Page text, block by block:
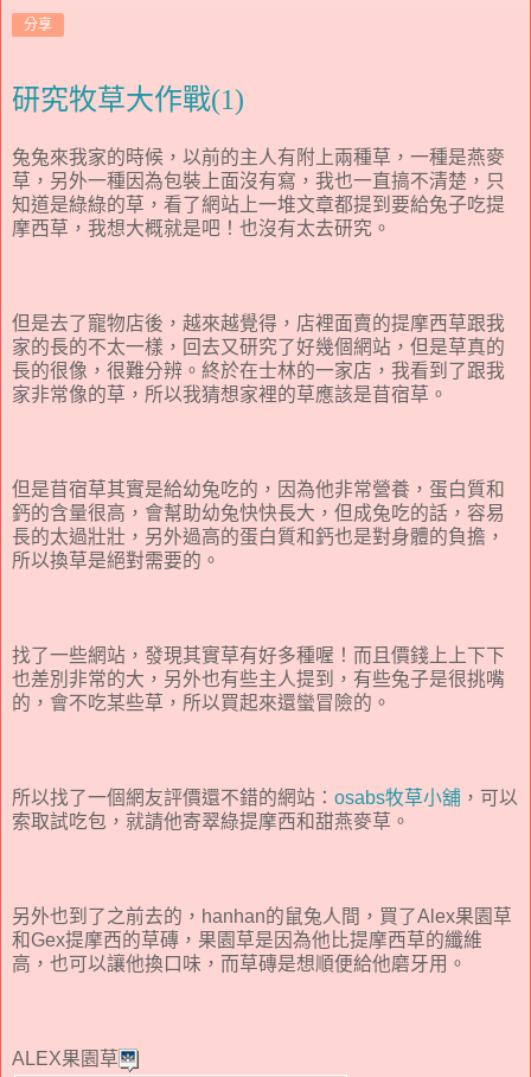
分享
研究牧草大作戰(1)
兔兔來我家的時候，以前的主人有附上兩種草，一種是燕麥
草，另外一種因為包裝上面沒有寫，我也一直搞不清楚，只
知道是綠綠的草，看了網站上一堆文章都提到要給兔子吃提
摩西草，我想大概就是吧！也沒有太去研究。
但是去了寵物店後，越來越覺得，店裡面賣的提摩西草跟我
家的長的不太一樣，回去又研究了好幾個網站，但是草真的
長的很像，很難分辨。終於在士林的一家店，我看到了跟我
家非常像的草，所以我猜想家裡的草應該是苜宿草。
但是苜宿草其實是給幼兔吃的，因為他非常營養，蛋白質和
鈣的含量很高，會幫助幼兔快快長大，但成兔吃的話，容易
長的太過壯壯，另外過高的蛋白質和鈣也是對身體的負擔，
所以換草是絕對需要的。
找了一些網站，發現其實草有好多種喔！而且價錢上上下下
也差別非常的大，另外也有些主人提到，有些兔子是很挑嘴
的，會不吃某些草，所以買起來還蠻冒險的。
所以找了一個網友評價還不錯的網站： osabs牧草小舖 ，可以
索取試吃包，就請他寄翠綠提摩西和甜燕麥草。
另外也到了之前去的，hanhan的鼠兔人間，買了Alex果園草
和Gex提摩西的草磚，果園草是因為他比提摩西草的纖維
高，也可以讓他換口味，而草磚是想順便給他磨牙用。
ALEX果園草